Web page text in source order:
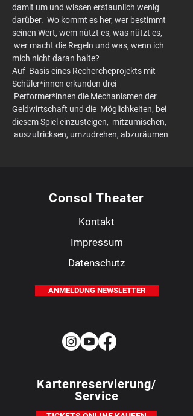
damit um und wissen erstaunlich wenig
darüber.  Wo kommt es her, wer bestimmt
seinen Wert, wem nützt es, was nützt es,
wer macht die Regeln und was, wenn ich
mich nicht daran halte?
Auf  Basis eines Rechercheprojekts mit
Schüler*innen erkunden drei
Performer*innen die Mechanismen der
Geldwirtschaft und die  Möglichkeiten, bei
diesem Spiel einzusteigen,  mitzumischen,
auszutricksen, umzudrehen, abzuräumen
Consol Theater
Kontakt
Impressum
Datenschutz
ANMELDUNG NEWSLETTER
Kartenreservierung/
Service